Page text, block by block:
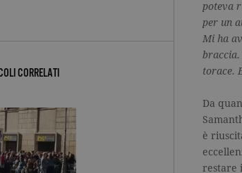
poteva
per un
Mi ha
braccia.
torace.
Da
è
restare
CORRELATI